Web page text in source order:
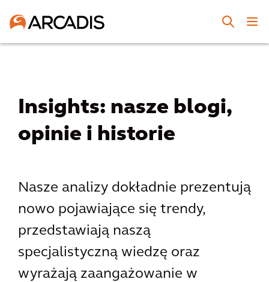
Insights: nasze blogi,
opinie i historie
Nasze analizy dokładnie prezentują
nowo pojawiające się trendy,
przedstawiają naszą
specjalistyczną wiedzę oraz
wyrażają zaangażowanie w